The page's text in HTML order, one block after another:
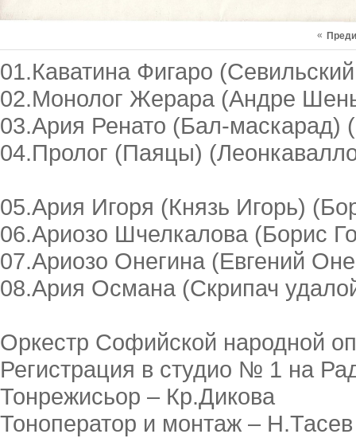
«
01.Каватина Фигаро
02.Монолог Жерара (Андре
03.Ария Ренато (Бал-маскарад)
04.Пролог (Паяцы)
05.Ария Игоря (Князь Игорь)
06.Ариозо Шчелкалова (Борис
07.Ариозо Онегина (Евгений
08.Ария Османа (Скрипач
Оркестр Софийской народной
Регистрация в студио № 1 на
Тонрежисьор – Кр.Дикова
Тоноператор и монтаж – Н.Тасев